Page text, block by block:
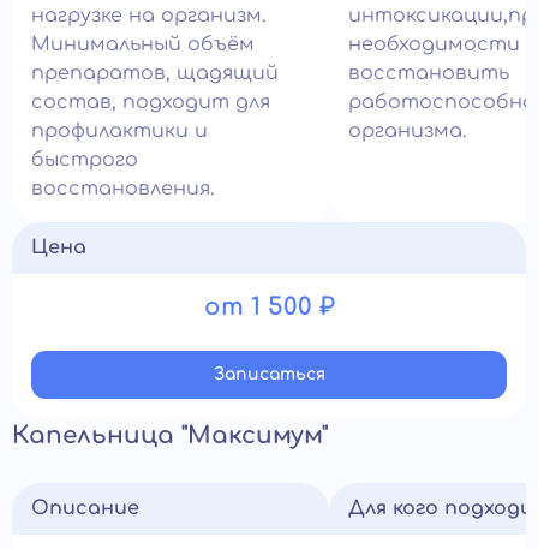
нагрузке на организм.
Минимальный объём
препаратов, щадящий
состав, подходит для
профилактики и
быстрого
восстановления.
необходимости
восстановить
организма.
Цена
от 1 500 ₽
Записатьcя
Капельница "Максимум"
Описание Для кого